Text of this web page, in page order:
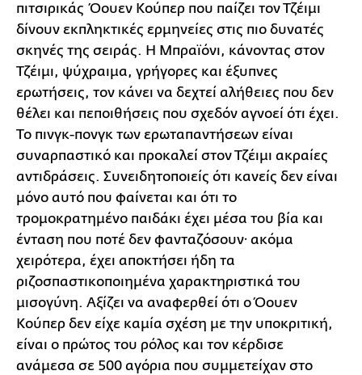
πιτσιρικάς Όουεν Κούπερ που παίζει τον Τζέιμι
δίνουν εκπληκτικές ερμηνείες στις πιο δυνατές
σκηνές της σειράς. Η Μπραϊόνι, κάνοντας στον
Τζέιμι, ψύχραιμα, γρήγορες και έξυπνες
ερωτήσεις, τον κάνει να δεχτεί αλήθειες που δεν
θέλει και πεποιθήσεις που σχεδόν αγνοεί ότι έχει.
Το πινγκ-πονγκ των ερωταπαντήσεων είναι
συναρπαστικό και προκαλεί στον Τζέιμι ακραίες
αντιδράσεις. Συνειδητοποιείς ότι κανείς δεν είναι
μόνο αυτό που φαίνεται και ότι το
τρομοκρατημένο παιδάκι έχει μέσα του βία και
ένταση που ποτέ δεν φανταζόσουν· ακόμα
χειρότερα, έχει αποκτήσει ήδη τα
ριζοσπαστικοποιημένα χαρακτηριστικά του
μισογύνη. Αξίζει να αναφερθεί ότι ο Όουεν
Κούπερ δεν είχε καμία σχέση με την υποκριτική,
είναι ο πρώτος του ρόλος και τον κέρδισε
ανάμεσα σε 500 αγόρια που συμμετείχαν στο